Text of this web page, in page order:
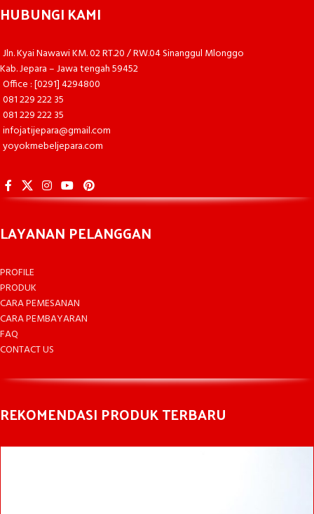
HUBUNGI KAMI
Jln. Kyai Nawawi KM. 02 RT.20 / RW.04 Sinanggul Mlonggo
Kab. Jepara – Jawa tengah 59452
Office : [0291] 4294800
081 229 222 35
081 229 222 35
infojatijepara@gmail.com
yoyokmebeljepara.com
LAYANAN PELANGGAN
PROFILE
PRODUK
CARA PEMESANAN
CARA PEMBAYARAN
FAQ
CONTACT US
REKOMENDASI PRODUK TERBARU